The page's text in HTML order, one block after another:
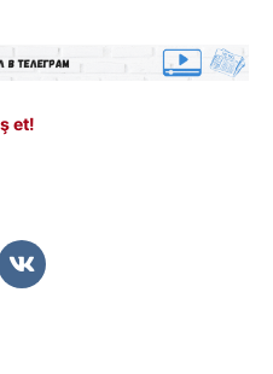
et!